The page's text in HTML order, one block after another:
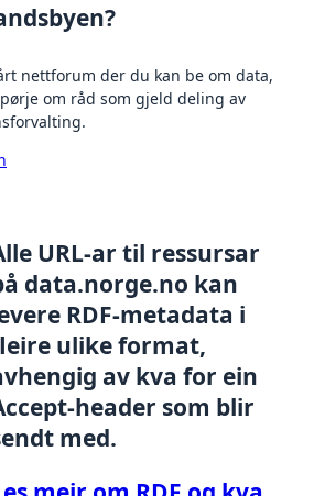
nettforum der du kan be om data,
om råd som gjeld deling av
URL-ar til ressursar
data.norge.no kan
RDF-metadata i
ulike format,
av kva for ein
header som blir
med.